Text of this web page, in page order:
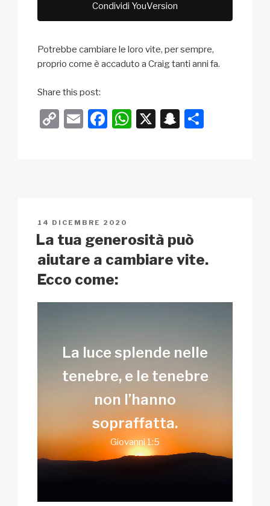
Condividi YouVersion
Potrebbe cambiare le loro vite, per sempre,
proprio come è accaduto a Craig tanti anni fa.
Share this post:
C
n
k
E
F
o
o
k
W
p
X
S
at
PUBBLICATO
IL
14 DICEMBRE 2020
La tua generosità può
aiutare a cambiare vite.
Ecco come:
La luce splende nelle
tenebre, e le tenebre
non l’hanno
sopraffatta.
Giovanni 1:5